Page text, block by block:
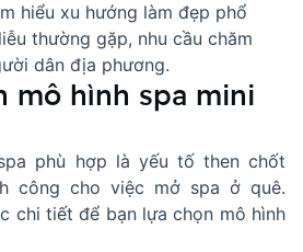
hiểu xu hướng làm đẹp phổ
thường gặp, nhu cầu chăm
dân địa phương.
mô hình spa mini
phù hợp là yếu tố then chốt
công cho việc mở spa ở quê.
chi tiết để bạn lựa chọn mô hình